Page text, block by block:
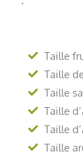
Taille
Taille
Taille
Taille
Taille
Taille